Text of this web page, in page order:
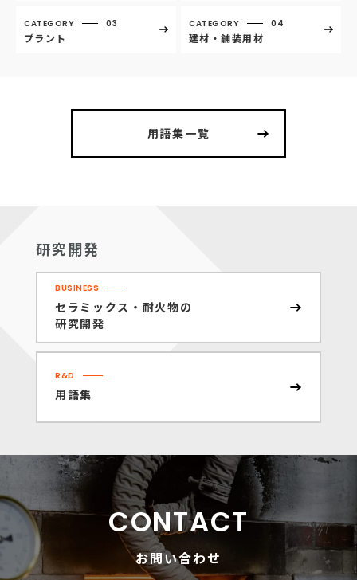
CATEGORY 03
プラント
CATEGORY 04
建材・舗装用材
用語集一覧
研究開発
BUSINESS
セラミックス・耐火物の
研究開発
R&D
用語集
CONTACT
お問い合わせ